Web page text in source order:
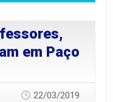
em Paço
22/03/2019